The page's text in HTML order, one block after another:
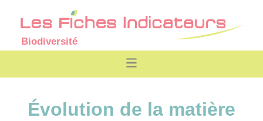
Biodiversité
Évolution de la matière